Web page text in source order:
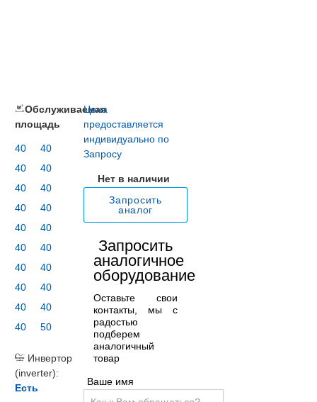
Цена
предоставляется
индивидуально по
Запросу
Нет в наличии
Запросить
аналог
Запросить
аналогичное
оборудование
Оставьте свои
контакты, мы с
радостью
подберем
аналогичный
товар
Ваше имя
Обслуживаемая
площадь
40
40
40
40
40
40
40
40
40
40
40
40
40
40
40
40
40
40
40
50
Инвертор
(inverter):
Есть